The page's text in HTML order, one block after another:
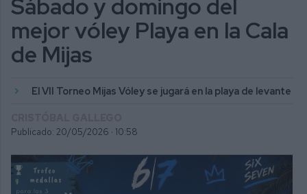
Sábado y domingo del
mejor vóley Playa en la Cala
de Mijas
El VII Torneo Mijas Vóley se jugará en la playa de levante
Publicado: 20/05/2026 · 10:58